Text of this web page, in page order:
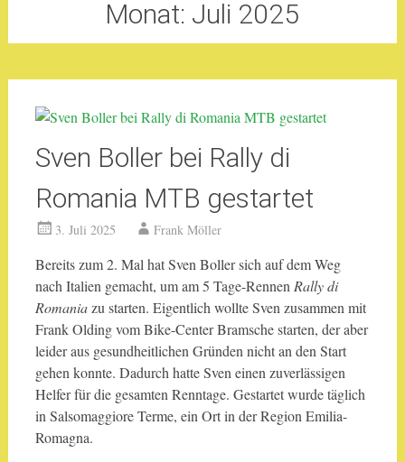
Monat: Juli 2025
Sven Boller bei Rally di
Romania MTB gestartet
3. Juli 2025 Frank Möller
Bereits zum 2. Mal hat Sven Boller sich auf dem Weg
nach Italien gemacht, um am 5 Tage-Rennen Rally di
Romaniazu starten. Eigentlich wollte Sven zusammen mit
Frank Olding vom Bike-Center Bramsche starten, der aber
leider aus gesundheitlichen Gründen nicht an den Start
gehen konnte. Dadurch hatte Sven einen zuverlässigen
Helfer für die gesamten Renntage. Gestartet wurde täglich
in Salsomaggiore Terme, ein Ort in der Region Emilia-
Romagna.